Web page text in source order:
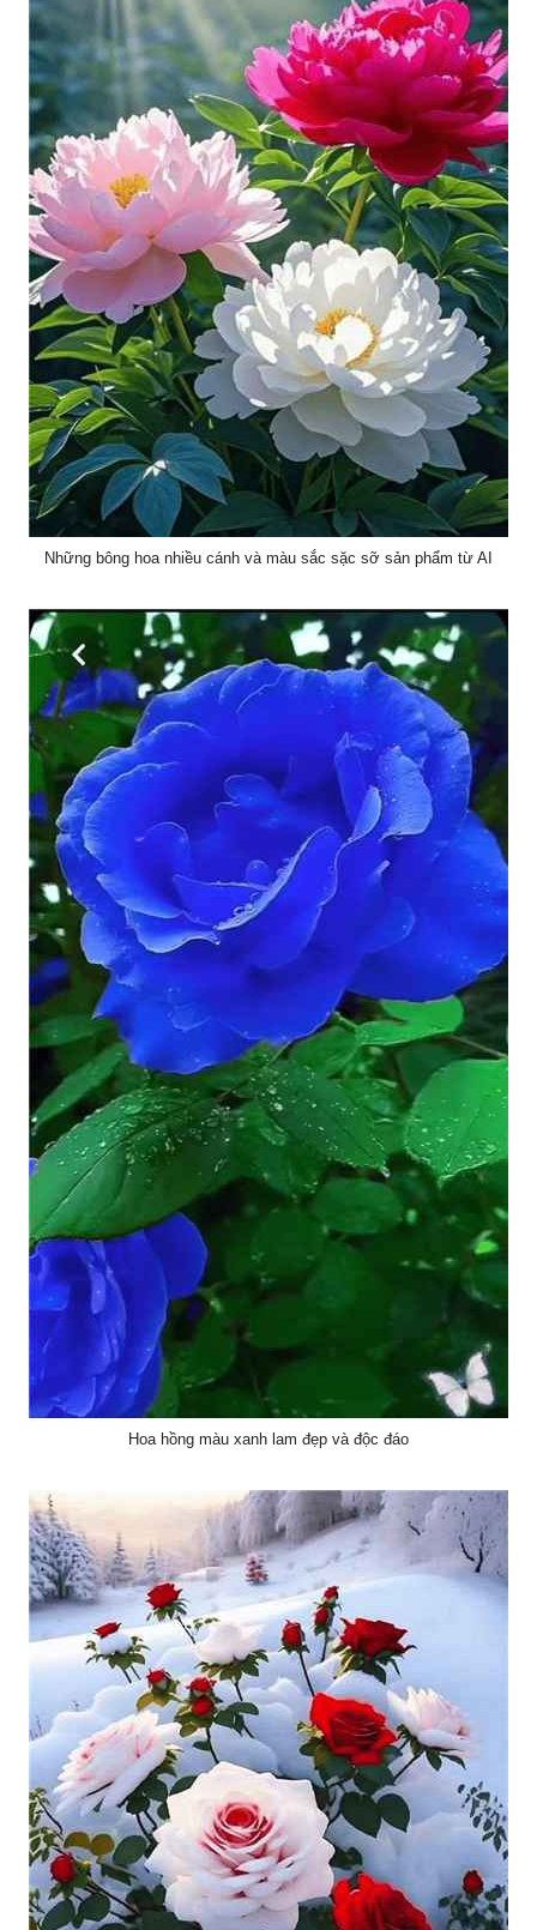
Những bông hoa nhiều cánh và màu sắc sặc sỡ sản phẩm từ AI
Hoa hồng màu xanh lam đẹp và độc đáo